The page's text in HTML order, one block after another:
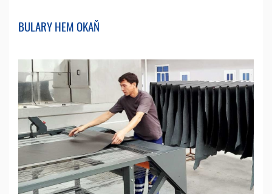
BULARY HEM OKAŇ